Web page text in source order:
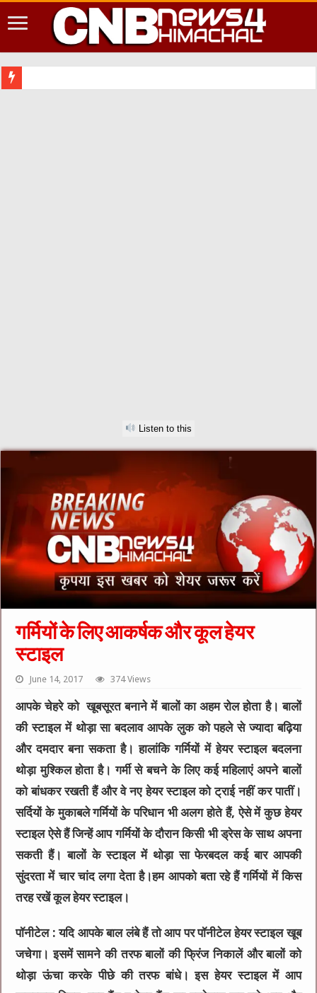
Listen to this
गर्मियों के लिए आकर्षक और कूल हेयर
स्टाइल
June 14, 2017 374 Views
आपके चेहरे को खूबसूरत बनाने में बालों का अहम रोल होता है। बालों
की स्टाइल में थोड़ा सा बदलाव आपके लुक को पहले से ज्‍यादा बढ़िया
और दमदार बना सकता है। हालांकि गर्मियों में हेयर स्‍टाइल बदलना
थोड़ा मुश्किल होता है। गर्मी से बचने के लिए कई महिलाएं अपने बालों
को बांधकर रखती हैं और वे नए हेयर स्‍टाइल को ट्राई नहीं कर पातीं।
सर्दियों के मुकाबले गर्मियों के परिधान भी अलग होते हैं, ऐसे में कुछ हेयर
स्‍टाइल ऐसे हैं जिन्‍हें आप गर्मियों के दौरान किसी भी ड्रेस के साथ अपना
सकती हैं। बालों के स्टाइल में थोड़ा सा फेरबदल कई बार आपकी
सुंदरता में चार चांद लगा देता है।हम आपको बता रहे हैं गर्मियों में किस
तरह रखें कूल हेयर स्टाइल।
पॉनीटेल :यदि आपके बाल लंबे हैं तो आप पर पॉनीटेल हेयर स्‍टाइल खूब
जचेगा। इसमें सामने की तरफ बालों की फ्रिंज निकालें और बालों को
थोड़ा ऊंचा करके पीछे की तरफ बांधे। इस हेयर स्‍टाइल में आप